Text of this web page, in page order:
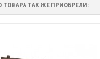
ТОВАРА ТАК ЖЕ ПРИОБРЕЛИ: